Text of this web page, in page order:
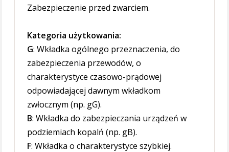
Zabezpieczenie przed zwarciem.
Kategoria użytkowania:
G: Wkładka ogólnego przeznaczenia, do
zabezpieczenia przewodów, o
charakterystyce czasowo-prądowej
odpowiadającej dawnym wkładkom
zwłocznym (np. gG).
B: Wkładka do zabezpieczania urządzeń w
podziemiach kopalń (np. gB).
F: Wkładka o charakterystyce szybkiej.